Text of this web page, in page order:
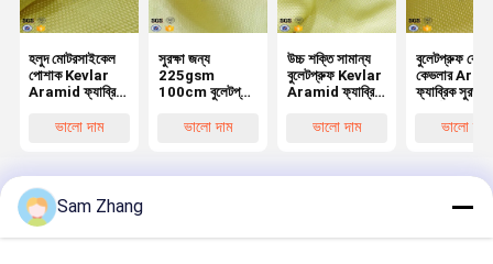
হলুদ মোটরসাইকেল
পোশাক Kevlar
Aramid ফ্যাব্রিক
ভালো দাম
সুরক্ষা জন্য
225gsm
100cm বুলেটপ্রুফ
Aramid ফ্যাব্রিক
ভালো দাম
উচ্চ শক্তি সামান্য
বুলেটপ্রুফ Kevlar
Aramid ফ্যাব্রিক
840Dভালো দাম
বুলেটপ্রুফ বোনা
কেভলার
ফ্যাব্রিক সুরক্ষা
কম্বলভালো দাম
Sam Zhang